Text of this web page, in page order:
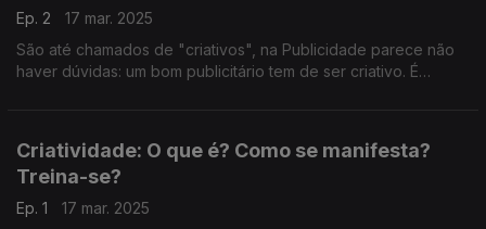
Ep. 2
17 mar. 2025
São até chamados de "criativos", na Publicidade parece não
haver dúvidas: um bom publicitário tem de ser criativo. É
Criatividade: O que é? Como se manifesta?
Treina-se?
Ep. 1
17 mar. 2025